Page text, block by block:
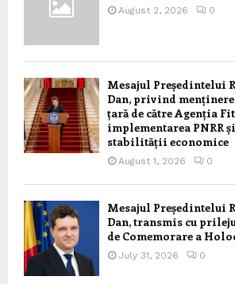
August 2, 2026 0
Mesajul Președintelui
Dan, privind
țară de către Agenția
implementarea PNRR
stabilității economice
August 1, 2026 0
Mesajul Președintelui
Dan, transmis cu
de Comemorare a
July 31, 2026 0